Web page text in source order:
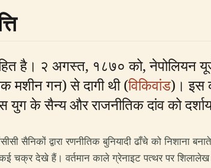
है। २ अगस्त, १८७० को, नेपोलियन
मशीन गन) से दागी थी (विकिवांड)। इस
युग के सैन्य और राजनीतिक दांव को
सैनिकों द्वारा रणनीतिक बुनियादी ढाँचे को निशाना
के कई चक्र देखे हैं। वर्तमान काले ग्रेनाइट पत्थर पर